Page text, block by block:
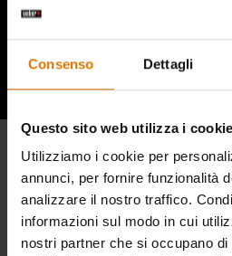
Consenso Dettagli
Questo sito web utilizza i cookie
Utilizziamo i cookie per
annunci, per fornire funzionalità
analizzare il nostro traffico.
informazioni sul modo in cui
nostri partner che si occupano
Ascolta cosa
appassionati